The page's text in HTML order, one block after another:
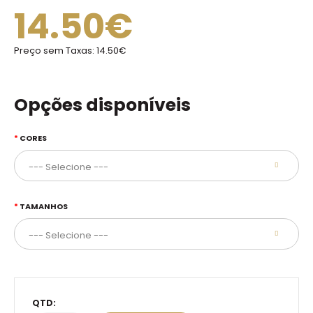
14.50€
Preço sem Taxas: 14.50€
Opções disponíveis
CORES
TAMANHOS
QTD: